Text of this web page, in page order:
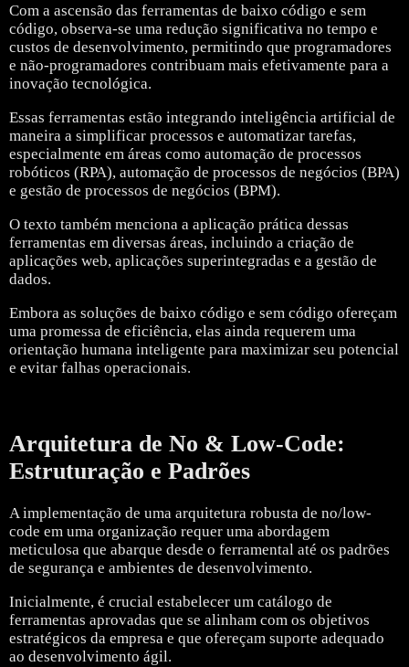
Com a ascensão das ferramentas de baixo código e sem
código, observa-se uma redução significativa no tempo e
custos de desenvolvimento, permitindo que programadores
e não-programadores contribuam mais efetivamente para a
inovação tecnológica.
Essas ferramentas estão integrando inteligência artificial de
maneira a simplificar processos e automatizar tarefas,
especialmente em áreas como automação de processos
robóticos (RPA), automação de processos de negócios (BPA)
e gestão de processos de negócios (BPM).
O texto também menciona a aplicação prática dessas
ferramentas em diversas áreas, incluindo a criação de
aplicações web, aplicações superintegradas e a gestão de
dados.
Embora as soluções de baixo código e sem código ofereçam
uma promessa de eficiência, elas ainda requerem uma
orientação humana inteligente para maximizar seu potencial
e evitar falhas operacionais.
Arquitetura de No & Low-Code:
Estruturação e Padrões
A implementação de uma arquitetura robusta de no/low-
code em uma organização requer uma abordagem
meticulosa que abarque desde o ferramental até os padrões
de segurança e ambientes de desenvolvimento.
Inicialmente, é crucial estabelecer um catálogo de
ferramentas aprovadas que se alinham com os objetivos
estratégicos da empresa e que ofereçam suporte adequado
ao desenvolvimento ágil.